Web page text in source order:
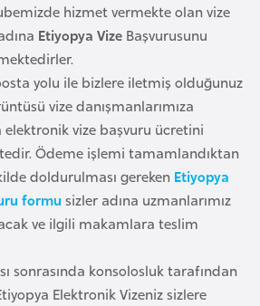
hizmet vermekte olan vize
Etiyopya Vize Başvurusunu
yolu ile bizlere iletmiş olduğunuz
vize danışmanlarımıza
elektronik vize başvuru ücretini
Ödeme işlemi tamamlandıktan
doldurulması gereken Etiyopya
formu sizler adına uzmanlarımız
ve ilgili makamlara teslim
sonrasında konsolosluk tarafından
Elektronik Vizeniz sizlere